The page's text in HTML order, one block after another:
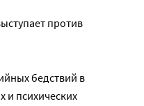
против
бедствий в
и психических